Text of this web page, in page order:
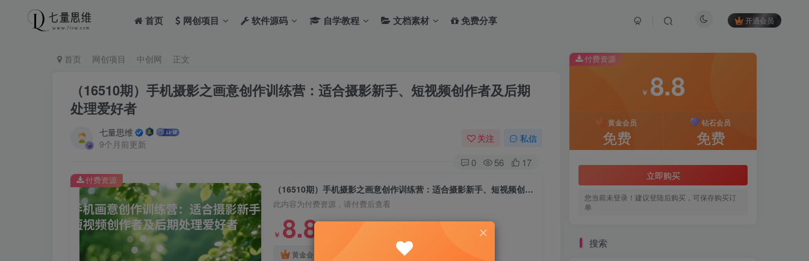
首页 网创项目 软件源码 自学教程 文档素材 免费分享 开通会员
首页 网创项目 中创网 正文
（16510期）手机摄影之画意创作训练营：适合摄影新手、短视频创作者及后期
处理爱好者
七量思维
9个月前更新
关注 私信
0 56 17
（16510期）手机摄影之画意创作训练营：适合摄影新手、短视频创作者及后期处理爱好者
此内容为付费资源，请付费后查看
￥ 8.8
黄金会员 免费
付费资源
付费资源
￥ 8.8
黄金会员
免费
钻石会员
免费
立即购买
您当前未登录！建议登陆后购买，可保存购买订
单
搜索